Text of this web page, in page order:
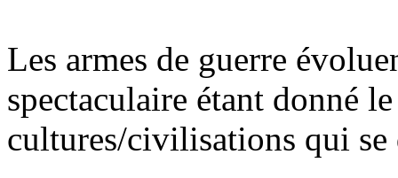
Les armes de guerre
spectaculaire étant donné
cultures/civilisations qui se